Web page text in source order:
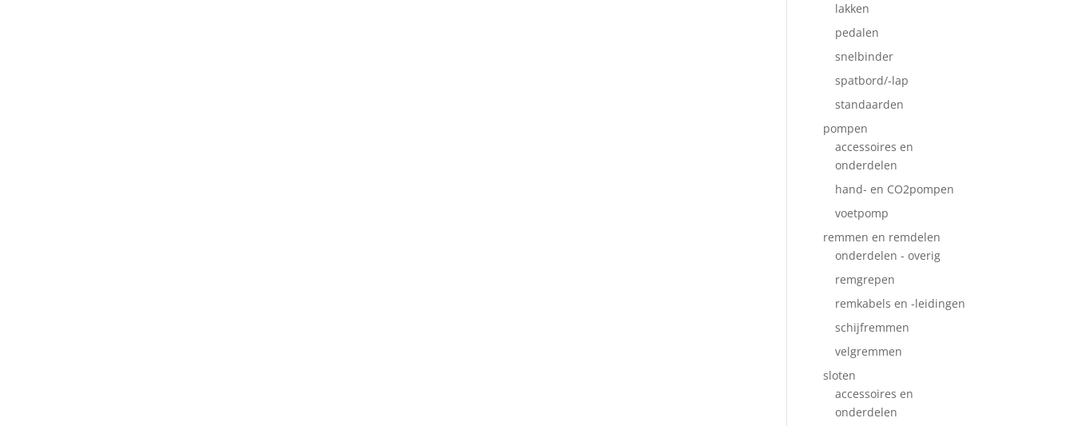
lakken
pedalen
snelbinder
spatbord/-lap
standaarden
pompen
accessoires en
onderdelen
hand- en CO2pompen
voetpomp
remmen en remdelen
onderdelen - overig
remgrepen
remkabels en -leidingen
schijfremmen
velgremmen
sloten
accessoires en
onderdelen